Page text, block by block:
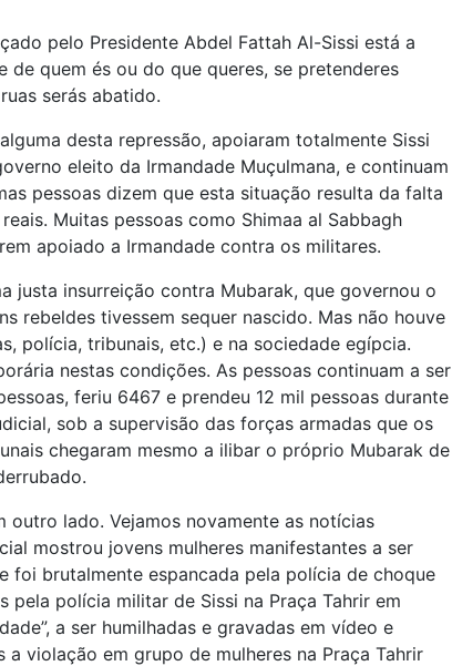
pelo Presidente Abdel Fattah Al-Sissi está a
de quem és ou do que queres, se pretenderes
serás abatido.
desta repressão, apoiaram totalmente Sissi
eleito da Irmandade Muçulmana, e continuam
pessoas dizem que esta situação resulta da falta
Muitas pessoas como Shimaa al Sabbagh
apoiado a Irmandade contra os militares.
justa insurreição contra Mubarak, que governou o
rebeldes tivessem sequer nascido. Mas não houve
polícia, tribunais, etc.) e na sociedade egípcia.
nestas condições. As pessoas continuam a ser
feriu 6467 e prendeu 12 mil pessoas durante
sob a supervisão das forças armadas que os
chegaram mesmo a ilibar o próprio Mubarak de
lado. Vejamos novamente as notícias
mostrou jovens mulheres manifestantes a ser
foi brutalmente espancada pela polícia de choque
pela polícia militar de Sissi na Praça Tahrir em
a ser humilhadas e gravadas em vídeo e
violação em grupo de mulheres na Praça Tahrir